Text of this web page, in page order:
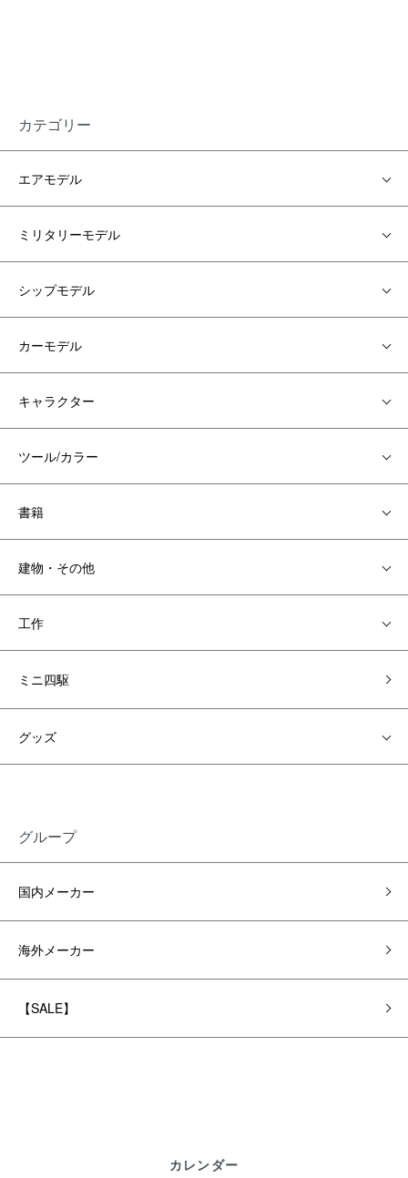
カテゴリー
エアモデル
ミリタリーモデル
シップモデル
カーモデル
キャラクター
ツール/カラー
書籍
建物・その他
工作
ミニ四駆
グッズ
グループ
国内メーカー
海外メーカー
【SALE】
カレンダー